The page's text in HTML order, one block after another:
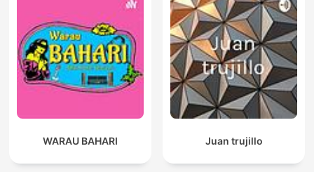
WARAU BAHARI Juan trujillo